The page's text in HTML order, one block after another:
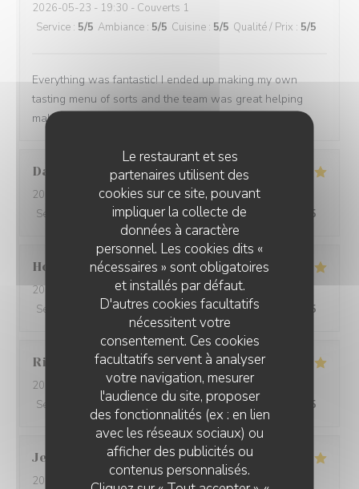
Le restaurant et ses
partenaires utilisent des
cookies sur ce site, pouvant
impliquer la collecte de
données à caractère
personnel. Les cookies dits «
nécessaires » sont obligatoires
et installés par défaut.
D'autres cookies facultatifs
nécessitent votre
consentement. Ces cookies
facultatifs servent à analyser
votre navigation, mesurer
l'audience du site, proposer
des fonctionnalités (ex : en lien
avec les réseaux sociaux) ou
afficher des publicités ou
contenus personnalisés.
2026-05-23 - 19:30 - Couverts 1
Service : 5/5 Ambiance : 5/5 Cuisine : 5/5 Qualité / Prix : 5/5
Everything was fantastic! I ended up making my own
tasting menu of sorts and the team was great helping
making a wine paring for each course.
David
2026-05-28
- 19:15 - Couverts 7
Service
Ambiance:5/5 Cuisine: 5/5 Qualité / Prix /5
Ho Fung T
2026-05-24
- 19:30 - Couverts 2
Service
Ambiance: 5/5 Cuisine :5/5 Qualité / Prix /5
Riccardo L
2026-05-25
- 21:45 - Couverts 2
Service
Ambiance:4 /5 Cuisine : 5/5 Qualité / Prix /5
Jenny
2026-05-25 - 21:15 - Couverts 2